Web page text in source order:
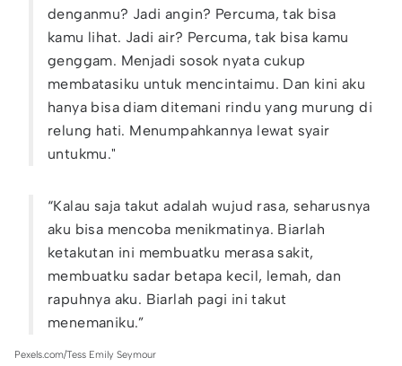
denganmu? Jadi angin? Percuma, tak bisa
kamu lihat. Jadi air? Percuma, tak bisa kamu
genggam. Menjadi sosok nyata cukup
membatasiku untuk mencintaimu. Dan kini aku
hanya bisa diam ditemani rindu yang murung di
relung hati. Menumpahkannya lewat syair
untukmu."
“Kalau saja takut adalah wujud rasa, seharusnya
aku bisa mencoba menikmatinya. Biarlah
ketakutan ini membuatku merasa sakit,
membuatku sadar betapa kecil, lemah, dan
rapuhnya aku. Biarlah pagi ini takut
menemaniku.”
Pexels.com/Tess Emily Seymour